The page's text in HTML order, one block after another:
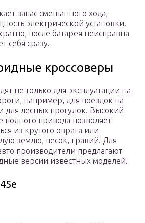
запас смешанного хода,
электрической установки.
после батарея неисправна
себя сразу.
кроссоверы
не только для эксплуатации на
например, для поездок на
для лесных прогулок. Высокий
полного привода позволяет
из крутого оврага или
землю, песок, гравий. Для
производители предлагают
версии известных моделей.